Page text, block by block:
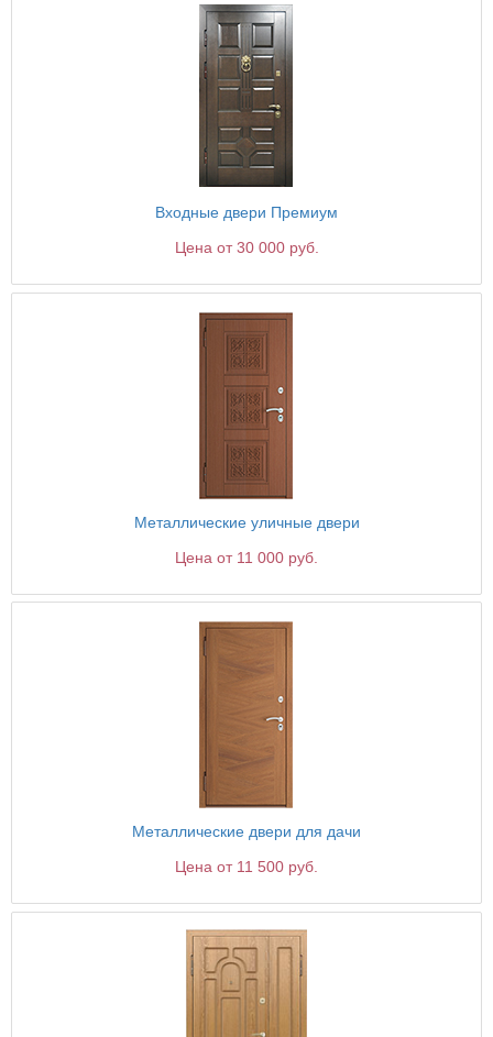
Входные двери Премиум
Цена от 30 000 руб.
Металлические уличные двери
Цена от 11 000 руб.
Металлические двери для дачи
Цена от 11 500 руб.